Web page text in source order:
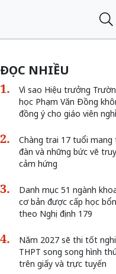
ĐỌC NHIỀU
Vì sao Hiệu trưởng
học Phạm Văn Đồng
đồng ý cho giáo viên
Chàng trai 17 tuổi mang
đàn và những bức vẽ
cảm hứng
Danh mục 51 ngành
cơ bản được cấp học
theo Nghị định 179
Năm 2027 sẽ thi tốt
THPT song song hình
trên giấy và trực tuyến